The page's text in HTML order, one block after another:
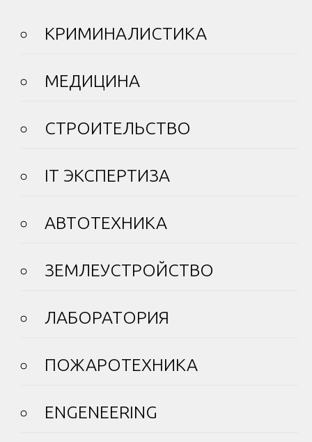
КРИМИНАЛИСТИКА
МЕДИЦИНА
СТРОИТЕЛЬСТВО
IT ЭКСПЕРТИЗА
АВТОТЕХНИКА
ЗЕМЛЕУСТРОЙСТВО
ЛАБОРАТОРИЯ
ПОЖАРОТЕХНИКА
ENGENEERING